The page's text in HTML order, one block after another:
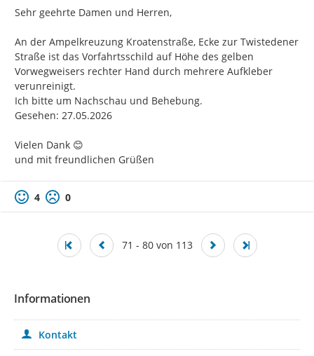
Sehr geehrte Damen und Herren,
An der Ampelkreuzung Kroatenstraße, Ecke zur Twistedener
Straße ist das Vorfahrtsschild auf Höhe des gelben
Vorwegweisers rechter Hand durch mehrere Aufkleber
verunreinigt.
Ich bitte um Nachschau und Behebung.
Gesehen: 27.05.2026
Vielen Dank 😊
und mit freundlichen Grüßen
4 0
71 - 80 von 113
Informationen
Kontakt